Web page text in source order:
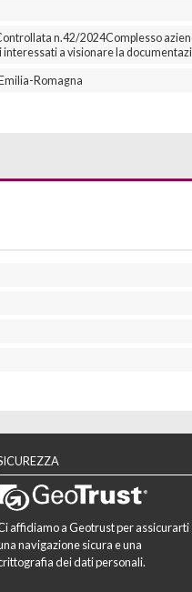
n.42/2024Complesso
interessati a visionare la
Romagna
affidiamo a Geotrust per assicurarti
navigazione sicura e una
dei dati personali.